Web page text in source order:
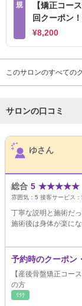
規
【矯正コー
回クーポン
¥8,200
このサロンのすべての
サロンの口コミ
サロ
ゆさん
総合 5 ★★★★★
雰囲気： 5 接客サービス：
丁寧な説明と施術だ
施術後は身体が楽に
予約時のクーポン
【産後骨盤矯正
の方
ﾘﾗｸ